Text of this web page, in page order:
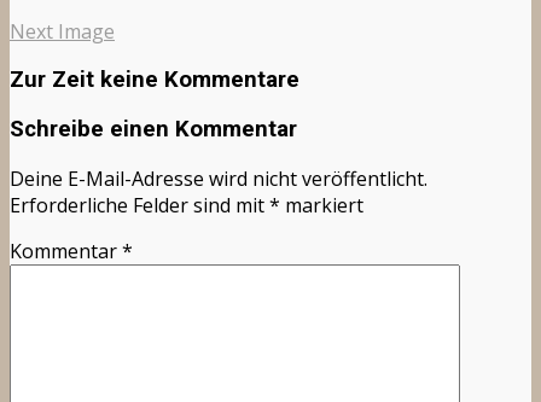
Next Image
Zur Zeit keine Kommentare
Schreibe einen Kommentar
Deine E-Mail-Adresse wird nicht veröffentlicht.
Erforderliche Felder sind mit* markiert
Kommentar*